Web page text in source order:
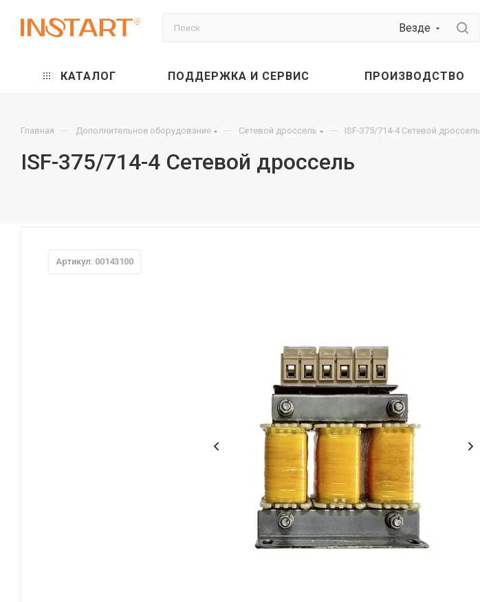
Везде
КАТАЛОГ ПОДДЕРЖКА И СЕРВИС ПРОИЗВОДСТВО
Главная — Дополнительное оборудование — Сетевой дроссель — ISF-375/714-4 Сетевой дроссель
ISF-375/714-4 Сетевой дроссель
Артикул: 00143100